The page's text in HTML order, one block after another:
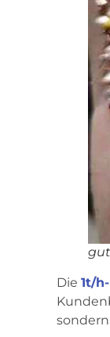
Die 1t/